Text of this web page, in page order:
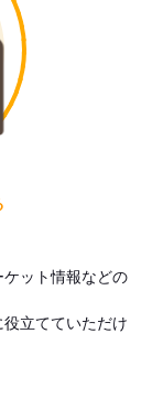
ット情報などの
立てていただけ